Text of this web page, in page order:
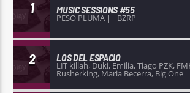
1 MUSIC SESSIONS #55
PESO PLUMA || BZRP
2 LOS DEL ESPACIO
LIT killah, Duki, Emilia, Tiago PZK,
Rusherking, Maria Becerra, Big One